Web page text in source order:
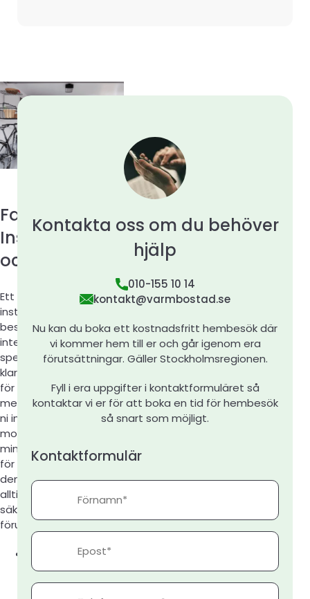
Fast Pris,
Installerat
och klart
Ett fast på hela
installationen efter
besök på plats. Är det
inte sedan tidigare
speciallösningar så
klarar ni er med följande
för en normal villa på
mellan 150-250kvm. Är
ni intresserad av annan
modell, större eller
mindre så kontakta oss
för fast pris på just
den. Besök på plats
alltid nödvändigt för att
säkerställa
förutsättningarna
Vi hjälper er med
ansökan tillstånd
bergvärme hos
Kontakta oss om du behöver
hjälp
010-155 10 14
kontakt@varmbostad.se
Nu kan du boka ett kostnadsfritt hembesök där
vi kommer hem till er och går igenom era
förutsättningar. Gäller Stockholmsregionen.
Fyll i era uppgifter i kontaktformuläret så
kontaktar vi er för att boka en tid för hembesök
så snart som möjligt.
Kontaktformulär
Förnamn
Epost
Telefonnummer